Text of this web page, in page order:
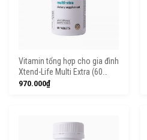
Vitamin tổng hợp cho gia đình
Xtend-Life Multi Extra (60
viên)
970.000₫